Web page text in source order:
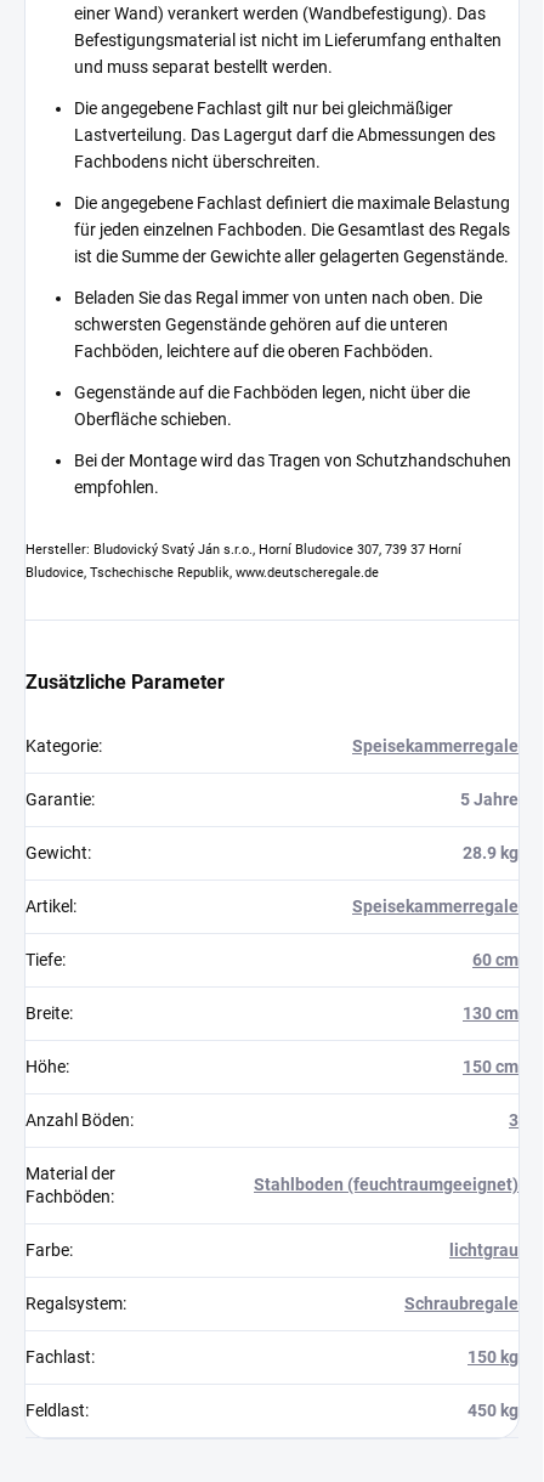
einer Wand) verankert werden (Wandbefestigung). Das
Befestigungsmaterial ist nicht im Lieferumfang enthalten
und muss separat bestellt werden.
Die angegebene Fachlast gilt nur bei gleichmäßiger
Lastverteilung. Das Lagergut darf die Abmessungen des
Fachbodens nicht überschreiten.
Die angegebene Fachlast definiert die maximale Belastung
für jeden einzelnen Fachboden. Die Gesamtlast des Regals
ist die Summe der Gewichte aller gelagerten Gegenstände.
Beladen Sie das Regal immer von unten nach oben. Die
schwersten Gegenstände gehören auf die unteren
Fachböden, leichtere auf die oberen Fachböden.
Gegenstände auf die Fachböden legen, nicht über die
Oberfläche schieben.
Bei der Montage wird das Tragen von Schutzhandschuhen
empfohlen.
Hersteller: Bludovický Svatý Ján s.r.o., Horní Bludovice 307, 739 37 Horní
Bludovice, Tschechische Republik, www.deutscheregale.de
Zusätzliche Parameter
Kategorie: Speisekammerregale
Garantie: 5 Jahre
Gewicht: 28.9 kg
Artikel : Speisekammerregale
Tiefe: 60 cm
Breite: 130 cm
Höhe: 150 cm
Anzahl Böden: 3
Material der
Fachböden:
Stahlboden (feuchtraumgeeignet)
Farbe: lichtgrau
Regalsystem: Schraubregale
Fachlast: 150 kg
Feldlast: 450 kg